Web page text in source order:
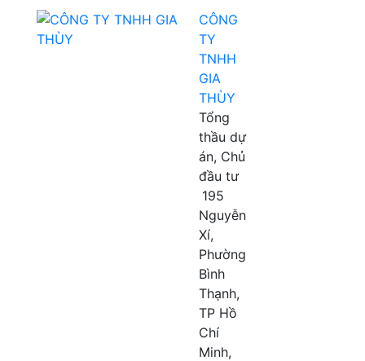
CÔNG
TY
TNHH
GIA
THÙY
Tổng
thầu dự
án, Chủ
đầu tư
195
Nguyễn
Xí,
Phường
Bình
Thạnh,
TP Hồ
Chí
Minh,